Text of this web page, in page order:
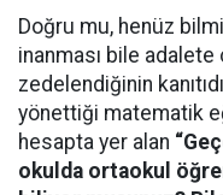
Doğru mu, henüz
inanması bile
zedelendiğinin
yönettiği matematik
hesapta yer alan
okulda ortaokul